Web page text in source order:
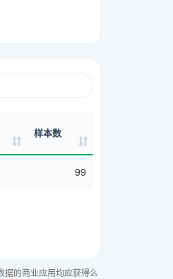
样本数
99
据的商业应用均应获得么